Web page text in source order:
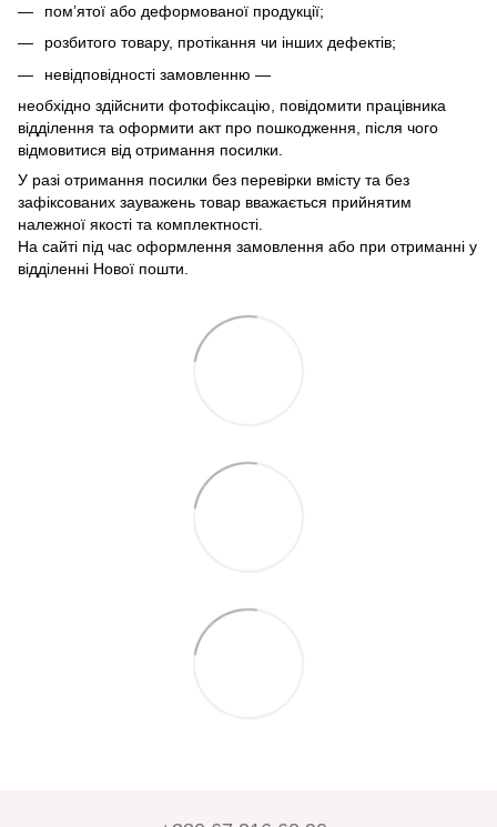
пом’ятої або деформованої продукції;
розбитого товару, протікання чи інших дефектів;
невідповідності замовленню —
необхідно здійснити фотофіксацію, повідомити працівника
відділення та оформити акт про пошкодження, після чого
відмовитися від отримання посилки.
У разі отримання посилки без перевірки вмісту та без
зафіксованих зауважень товар вважається прийнятим
належної якості та комплектності.
На сайті під час оформлення замовлення або при отриманні у
відділенні Нової пошти.